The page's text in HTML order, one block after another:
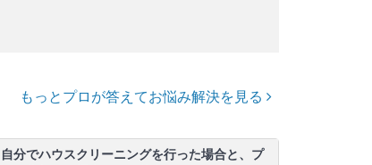
もっとプロが答えてお悩み解決を見る
自分でハウスクリーニングを行った場合と、プ